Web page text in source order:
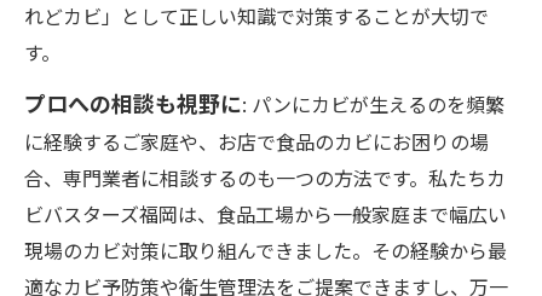
れどカビ」として正しい知識で対策することが大切で
す。
プロへの相談も視野に: パンにカビが生えるのを頻繁
に経験するご家庭や、お店で食品のカビにお困りの場
合、専門業者に相談するのも一つの方法です。私たちカ
ビバスターズ福岡は、食品工場から一般家庭まで幅広い
現場のカビ対策に取り組んできました。その経験から最
適なカビ予防策や衛生管理法をご提案できますし、万一